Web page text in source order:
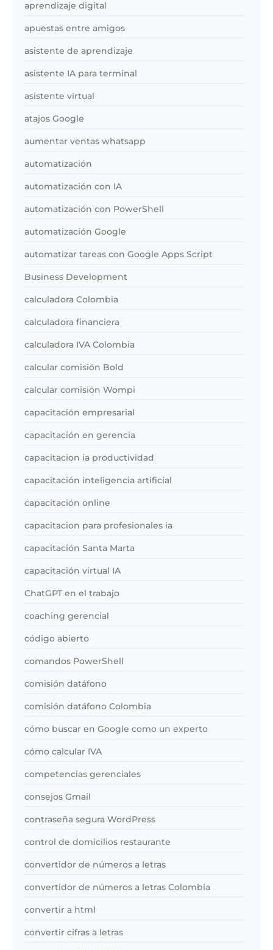
aprendizaje digital
apuestas entre amigos
asistente de aprendizaje
asistente IA para terminal
asistente virtual
atajos Google
aumentar ventas whatsapp
automatización
automatización con IA
automatización con PowerShell
automatización Google
automatizar tareas con Google Apps Script
Business Development
calculadora Colombia
calculadora financiera
calculadora IVA Colombia
calcular comisión Bold
calcular comisión Wompi
capacitación empresarial
capacitación en gerencia
capacitacion ia productividad
capacitación inteligencia artificial
capacitación online
capacitacion para profesionales ia
capacitación Santa Marta
capacitación virtual IA
ChatGPT en el trabajo
coaching gerencial
código abierto
comandos PowerShell
comisión datáfono
comisión datáfono Colombia
cómo buscar en Google como un experto
cómo calcular IVA
competencias gerenciales
consejos Gmail
contraseña segura WordPress
control de domicilios restaurante
convertidor de números a letras
convertidor de números a letras Colombia
convertir a html
convertir cifras a letras